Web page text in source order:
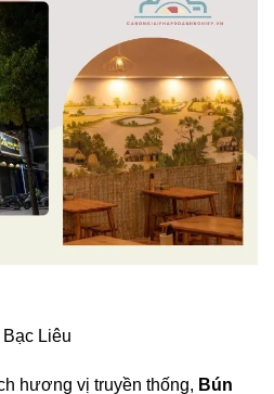
Bạc Liêu
hương vị truyền thống, Bún